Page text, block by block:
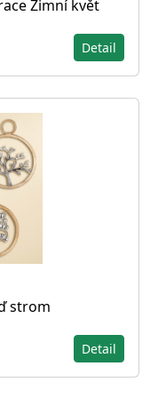
Zimní květ
Detail
strom
Detail